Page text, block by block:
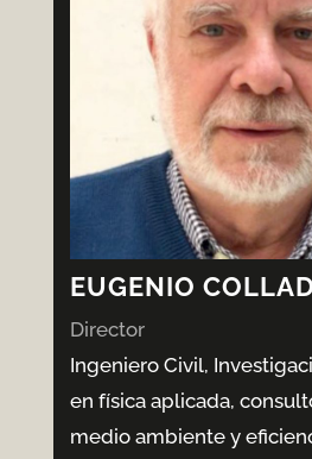
EUGENIO
Director
Ingeniero Civil,
en física aplicada,
medio ambiente y